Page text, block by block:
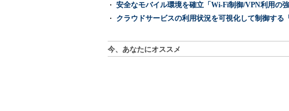
安全なモバイル環境を確立「Wi-Fi制御/VPN利用の強
クラウドサービスの利用状況を可視化して制御する
今、あなたにオススメ